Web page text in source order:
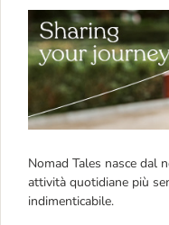
Nomad Tales nasce dal
attività quotidiane più
indimenticabile.